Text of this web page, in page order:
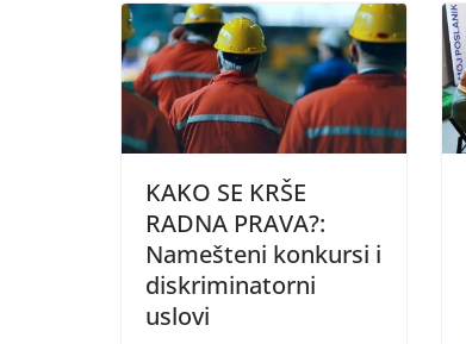
KAKO SE KRŠE
RADNA PRAVA?:
Namešteni konkursi i
diskriminatorni
uslovi